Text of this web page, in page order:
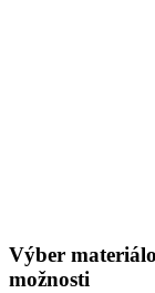
Výber
možnosti